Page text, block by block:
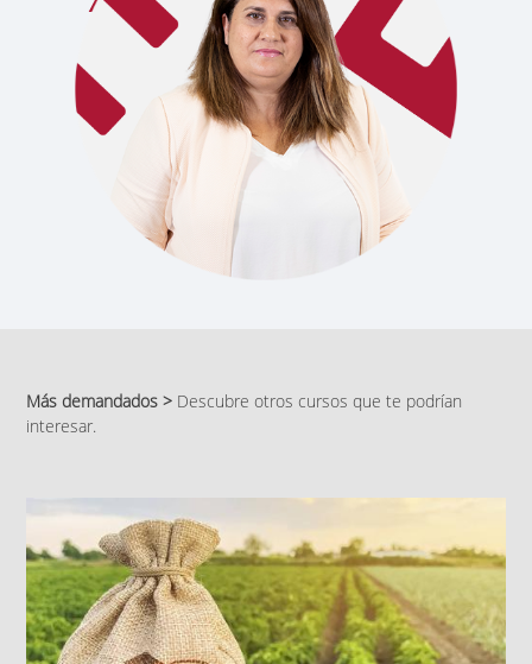
Más demandados > Descubre otros cursos que te podrían
interesar.